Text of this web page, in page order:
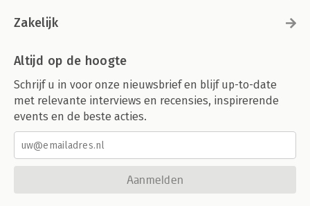
Zakelijk
Altijd op de hoogte
Schrijf u in voor onze nieuwsbrief en blijf up-to-date
met relevante interviews en recensies, inspirerende
events en de beste acties.
Aanmelden